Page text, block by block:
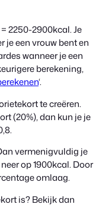
2250-2900kcal. Je
je een vrouw bent en
wanneer je een
berekening,
‘.
te creëren.
(20%), dan kun je je
vermenigvuldig je
op 1900kcal. Door
omlaag.
is? Bekijk dan